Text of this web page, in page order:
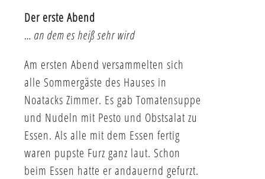
Der erste Abend
… an dem es heiß sehr wird
Am ersten Abend versammelten sich
alle Sommergäste des Hauses in
Noatacks Zimmer. Es gab Tomatensuppe
und Nudeln mit Pesto und Obstsalat zu
Essen. Als alle mit dem Essen fertig
waren pupste Furz ganz laut. Schon
beim Essen hatte er andauernd gefurzt.